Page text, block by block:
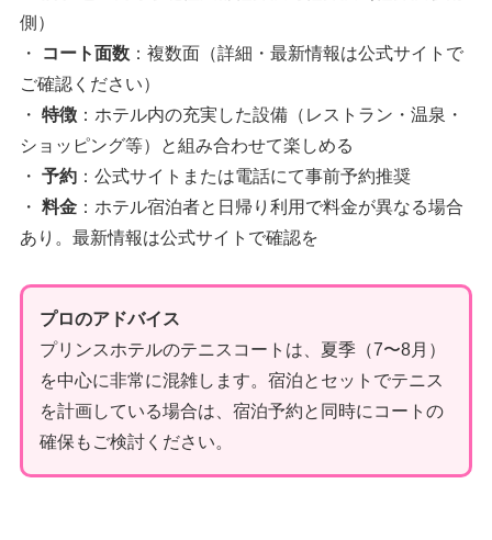
側）
・
コート面数：複数面（詳細・最新情報は公式サイトで
ご確認ください）
・ 特徴：ホテル内の充実した設備（レストラン・温泉・
ショッピング等）と組み合わせて楽しめる
・ 予約：公式サイトまたは電話にて事前予約推奨
・ 料金：ホテル宿泊者と日帰り利用で料金が異なる場合
あり。最新情報は公式サイトで確認を
プロのアドバイス
プリンスホテルのテニスコートは、夏季（7〜8月）
を中心に非常に混雑します。宿泊とセットでテニス
を計画している場合は、宿泊予約と同時にコートの
確保もご検討ください。